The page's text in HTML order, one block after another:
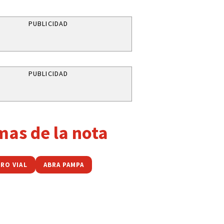
PUBLICIDAD
PUBLICIDAD
de la nota
VIAL ABRA PAMPA